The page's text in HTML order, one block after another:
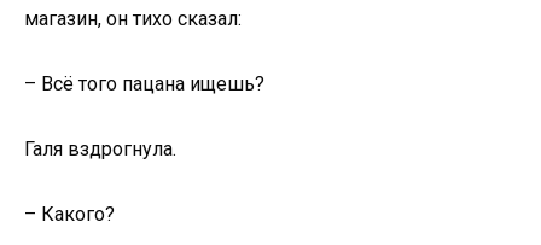
магазин, он тихо сказал:
– Всё того пацана ищешь?
Галя вздрогнула.
– Какого?